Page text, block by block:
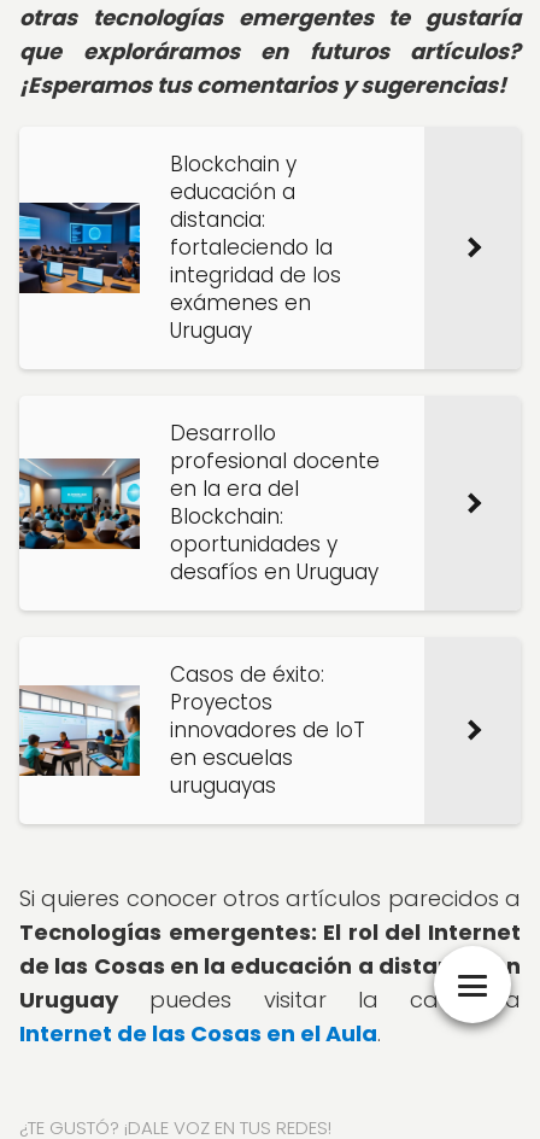
otras tecnologías emergentes te gustaría
que exploráramos en futuros artículos?
¡Esperamos tus comentarios y sugerencias!
Blockchain y
educación a
distancia:
fortaleciendo la
integridad de los
exámenes en
Uruguay
Desarrollo
profesional docente
en la era del
Blockchain:
oportunidades y
desafíos en Uruguay
Casos de éxito:
Proyectos
innovadores de IoT
en escuelas
uruguayas
Si quieres conocer otros artículos parecidos a
Tecnologías emergentes: El rol del Internet
de las Cosas en la educación a distancia en
Uruguaypuedes visitar la categoría
Internet de las Cosas en el Aula.
¿TE GUSTÓ? ¡DALE VOZ EN TUS REDES!